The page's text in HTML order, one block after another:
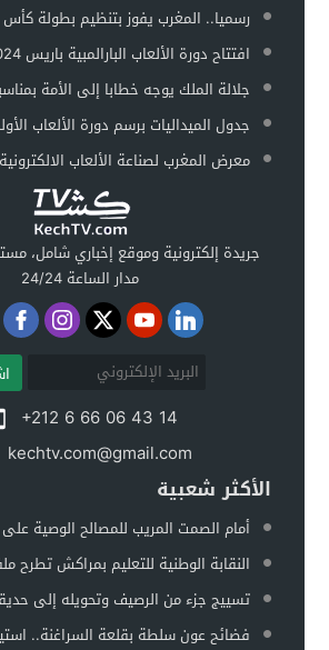
رسميا.. المغرب يفوز بتنظيم بطولة كأس
افتتاح دورة الألعاب البارالمبية باريس 2024
جلالة الملك يوجه خطابا إلى الأمة
جدول الميداليات برسم دورة الألعاب
معرض المغرب لصناعة الألعاب الالكترونية 2024” :...
جريدة إلكترونية وموقع إخباري شامل،
مدار الساعة 24/24
+212 6 66 06 43 14
kechtv.com@gmail.com
الأكثر شعبية
أمام الصمت المريب للمصالح الوصية
النقابة الوطنية للتعليم بمراكش تطرح
تسييج جزء من الرصيف وتحويله إلى
فضائح عون سلطة بقلعة السراغنة..